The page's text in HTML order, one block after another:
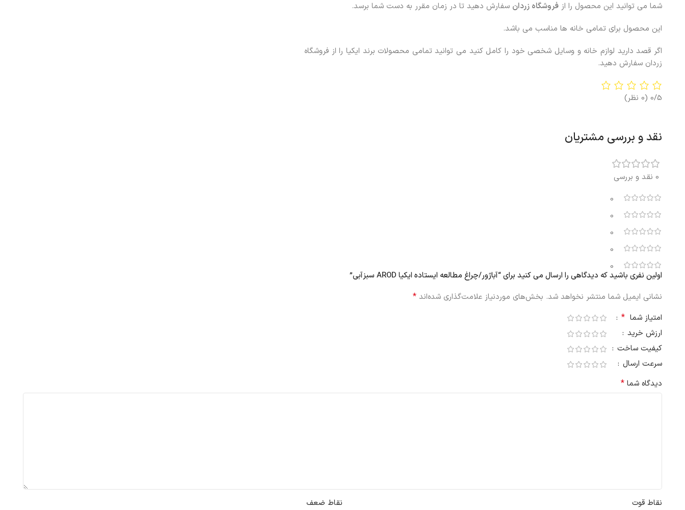
شما می توانید این محصول را از فروشگاه زردان سفارش دهید تا در زمان مقرر به دست شما برسد.
این محصول برای تمامی خانه ها مناسب می باشد.
اگر قصد دارید لوازم خانه و وسایل شخصی خود را کامل کنید می توانید تمامی محصولات برند ایکیا را از فروشگاه
زردان سفارش دهید.
0/5 (0 نظر)
نقد و بررسی مشتریان
0 نقد و بررسی
0
0
0
0
0
اولین نفری باشید که دیدگاهی را ارسال می کنید برای “آباژور/چراغ مطالعه ایستاده ایکیا AROD سبزآبی”
نشانی ایمیل شما منتشر نخواهد شد. بخش‌های موردنیاز علامت‌گذاری شده‌اند *
امتیاز شما *
ارزش خرید
کیفیت ساخت
سرعت ارسال
دیدگاه شما *
نقاط قوت نقاط ضعف